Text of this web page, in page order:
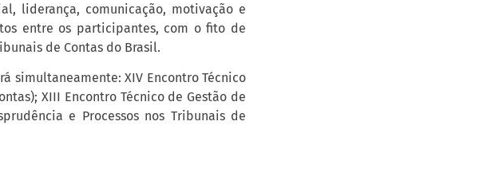
liderança, comunicação, motivação e
entre os participantes, com o fito de
de Contas do Brasil.
simultaneamente: XIV Encontro Técnico
XIII Encontro Técnico de Gestão de
e Processos nos Tribunais de